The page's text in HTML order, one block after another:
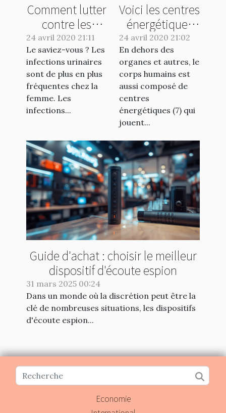
Comment lutter
contre les
infections
urinaires ?
24 avril 2020 21:11
Le saviez-vous ? Les
infections urinaires
sont de plus en plus
fréquentes chez la
femme. Les
infections...
Voici les centres
énergétiques
du corps
humains
24 avril 2020 21:02
En dehors des
organes et autres, le
corps humains est
aussi composé de
centres
énergétiques (7) qui
jouent...
Guide d'achat : choisir le meilleur
dispositif d'écoute espion
31 mars 2025 00:24
Dans un monde où la discrétion peut être la
clé de nombreuses situations, les dispositifs
d'écoute espion...
Economie